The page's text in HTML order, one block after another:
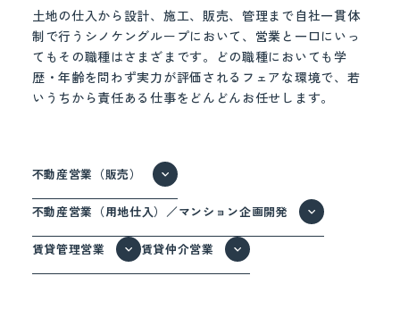
土地の仕入から設計、施工、販売、管理まで自社一貫体
制で行うシノケングループにおいて、営業と一口にいっ
てもその職種はさまざまです。どの職種においても学
歴・年齢を問わず実力が評価されるフェアな環境で、若
いうちから責任ある仕事をどんどんお任せします。
不動産営業（販売）
不動産営業（用地仕入）／マンション企画開発
賃貸管理営業 賃貸仲介営業